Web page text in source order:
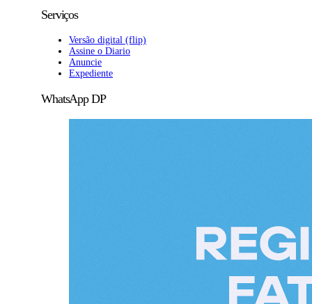
Serviços
Versão digital (flip)
Assine o Diario
Anuncie
Expediente
WhatsApp DP